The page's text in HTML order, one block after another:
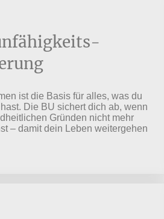
ist die Basis für alles, was du
Die BU sichert dich ab, wenn
Gründen nicht mehr
– damit dein Leben weitergehen